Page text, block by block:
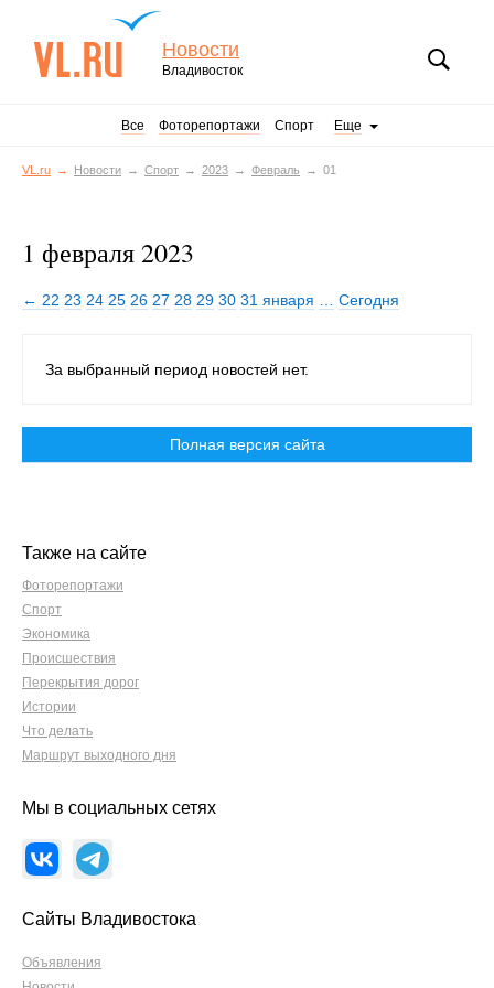
Новости
Владивосток
Все Фоторепортажи Спорт Еще
VL.ru Новости Спорт 2023 Февраль 01
1 февраля 2023
← 22 23 24 25 26 27 28 29 30 31 января Сегодня
За выбранный период новостей нет.
Полная версия сайта
Также на сайте
Фоторепортажи
Спорт
Экономика
Происшествия
Перекрытия дорог
Истории
Что делать
Маршрут выходного дня
Мы в социальных сетях
Сайты Владивостока
Объявления